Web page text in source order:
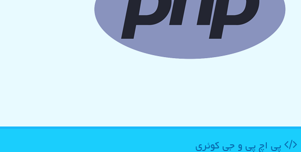
پی اچ پی و جی كوئری